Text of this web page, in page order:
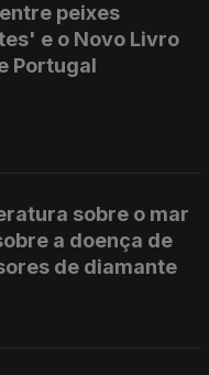
peixes
e o Novo Livro
Portugal
sobre o mar
a doença de
de diamante